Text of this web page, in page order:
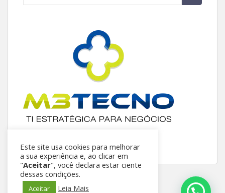
Este site usa cookies para melhorar
a sua experiência e, ao clicar em
"Aceitar", você declara estar ciente
dessas condições.
Aceitar Leia Mais